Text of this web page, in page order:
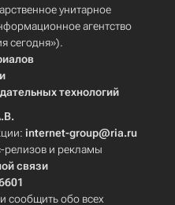
унитарное
агентство
сегодня»).
технологий
internet-group@ria.ru
и рекламы
связи
сообщить обо всех